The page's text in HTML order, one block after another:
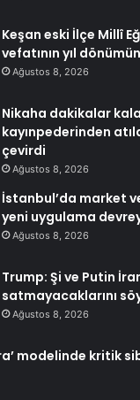
Keşan eski İlçe Millî
vefatının yıl
Ağustos 8, 2026
Nikaha dakikalar
kayınpederinden
çevirdi
Ağustos 8, 2026
İstanbul’da market
yeni uygulama
Ağustos 8, 2026
Trump: Şi ve Putin
satmayacaklarını
Ağustos 8, 2026
modelinde kritik